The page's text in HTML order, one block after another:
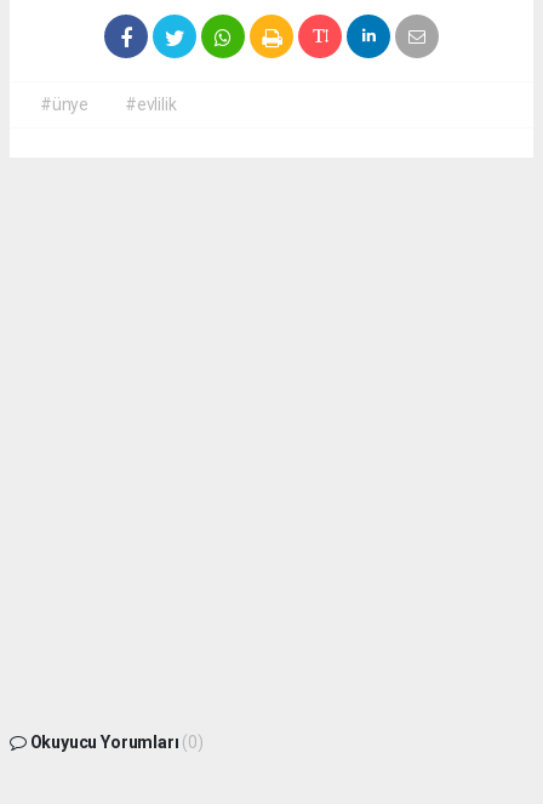
#ünye #evlilik
Okuyucu Yorumları (0)